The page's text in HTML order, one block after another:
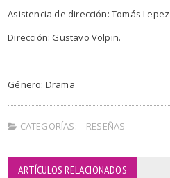
Asistencia de dirección: Tomás Lepez
Dirección: Gustavo Volpin.
Género: Drama
CATEGORÍAS: RESEÑAS
ARTÍCULOS RELACIONADOS